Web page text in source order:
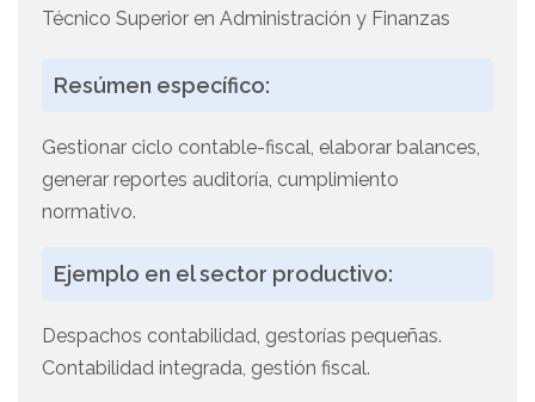
Técnico Superior en Administración y Finanzas
Resúmen específico:
Gestionar ciclo contable-fiscal, elaborar balances,
generar reportes auditoría, cumplimiento
normativo.
Ejemplo en el sector productivo:
Despachos contabilidad, gestorías pequeñas.
Contabilidad integrada, gestión fiscal.